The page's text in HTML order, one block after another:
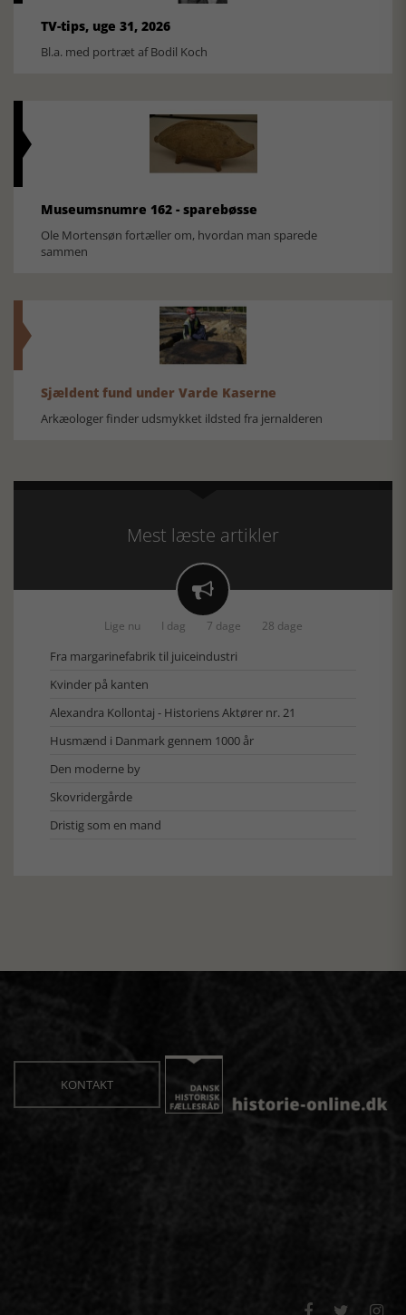
TV-tips, uge 31, 2026
Bl.a. med portræt af Bodil Koch
Museumsnumre 162 - sparebøsse
Ole Mortensøn fortæller om, hvordan man sparede
sammen
Sjældent fund under Varde Kaserne
Arkæologer finder udsmykket ildsted fra jernalderen
Mest læste artikler

Lige nu I dag 7 dage 28 dage
Fra margarinefabrik til juiceindustri
Kvinder på kanten
Alexandra Kollontaj - Historiens Aktører nr. 21
Husmænd i Danmark gennem 1000 år
Den moderne by
Skovridergårde
Dristig som en mand
KONTAKT
  